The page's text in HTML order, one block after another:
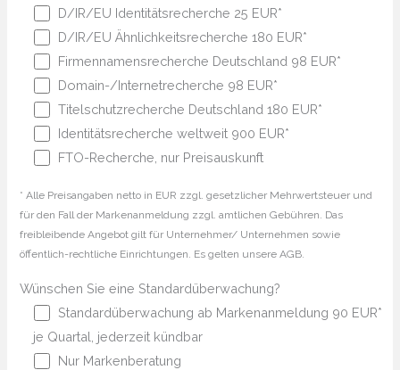
D/IR/EU Identitätsrecherche 25 EUR*
D/IR/EU Ähnlichkeitsrecherche 180 EUR*
Firmennamensrecherche Deutschland 98 EUR*
Domain-/Internetrecherche 98 EUR*
Titelschutzrecherche Deutschland 180 EUR*
Identitätsrecherche weltweit 900 EUR*
FTO-Recherche, nur Preisauskunft
* Alle Preisangaben netto in EUR zzgl. gesetzlicher Mehrwertsteuer und
für den Fall der Markenanmeldung zzgl. amtlichen Gebühren. Das
freibleibende Angebot gilt für Unternehmer/ Unternehmen sowie
öffentlich-rechtliche Einrichtungen. Es gelten unsere AGB.
Wünschen Sie eine Standardüberwachung?
Standardüberwachung ab Markenanmeldung 90 EUR*
je Quartal, jederzeit kündbar
Nur Markenberatung